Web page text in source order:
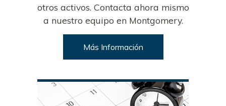
otros activos. Contacta ahora mismo
a nuestro equipo en Montgomery.
Más Información